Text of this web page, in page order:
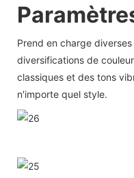
Prend en charge
diversifications de
classiques et des tons
n'importe quel style.